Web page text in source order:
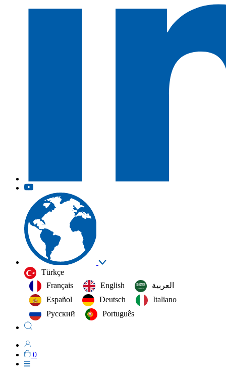
Türkçe
Français
English
العربية‏
Español
Deutsch
Italiano
Русский
Português
0